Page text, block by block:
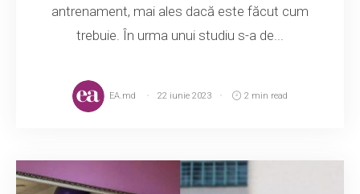
antrenament, mai ales dacă este făcut cum
trebuie. În urma unui studiu s-a de...
EA.md 22 iunie 2023 2 min read